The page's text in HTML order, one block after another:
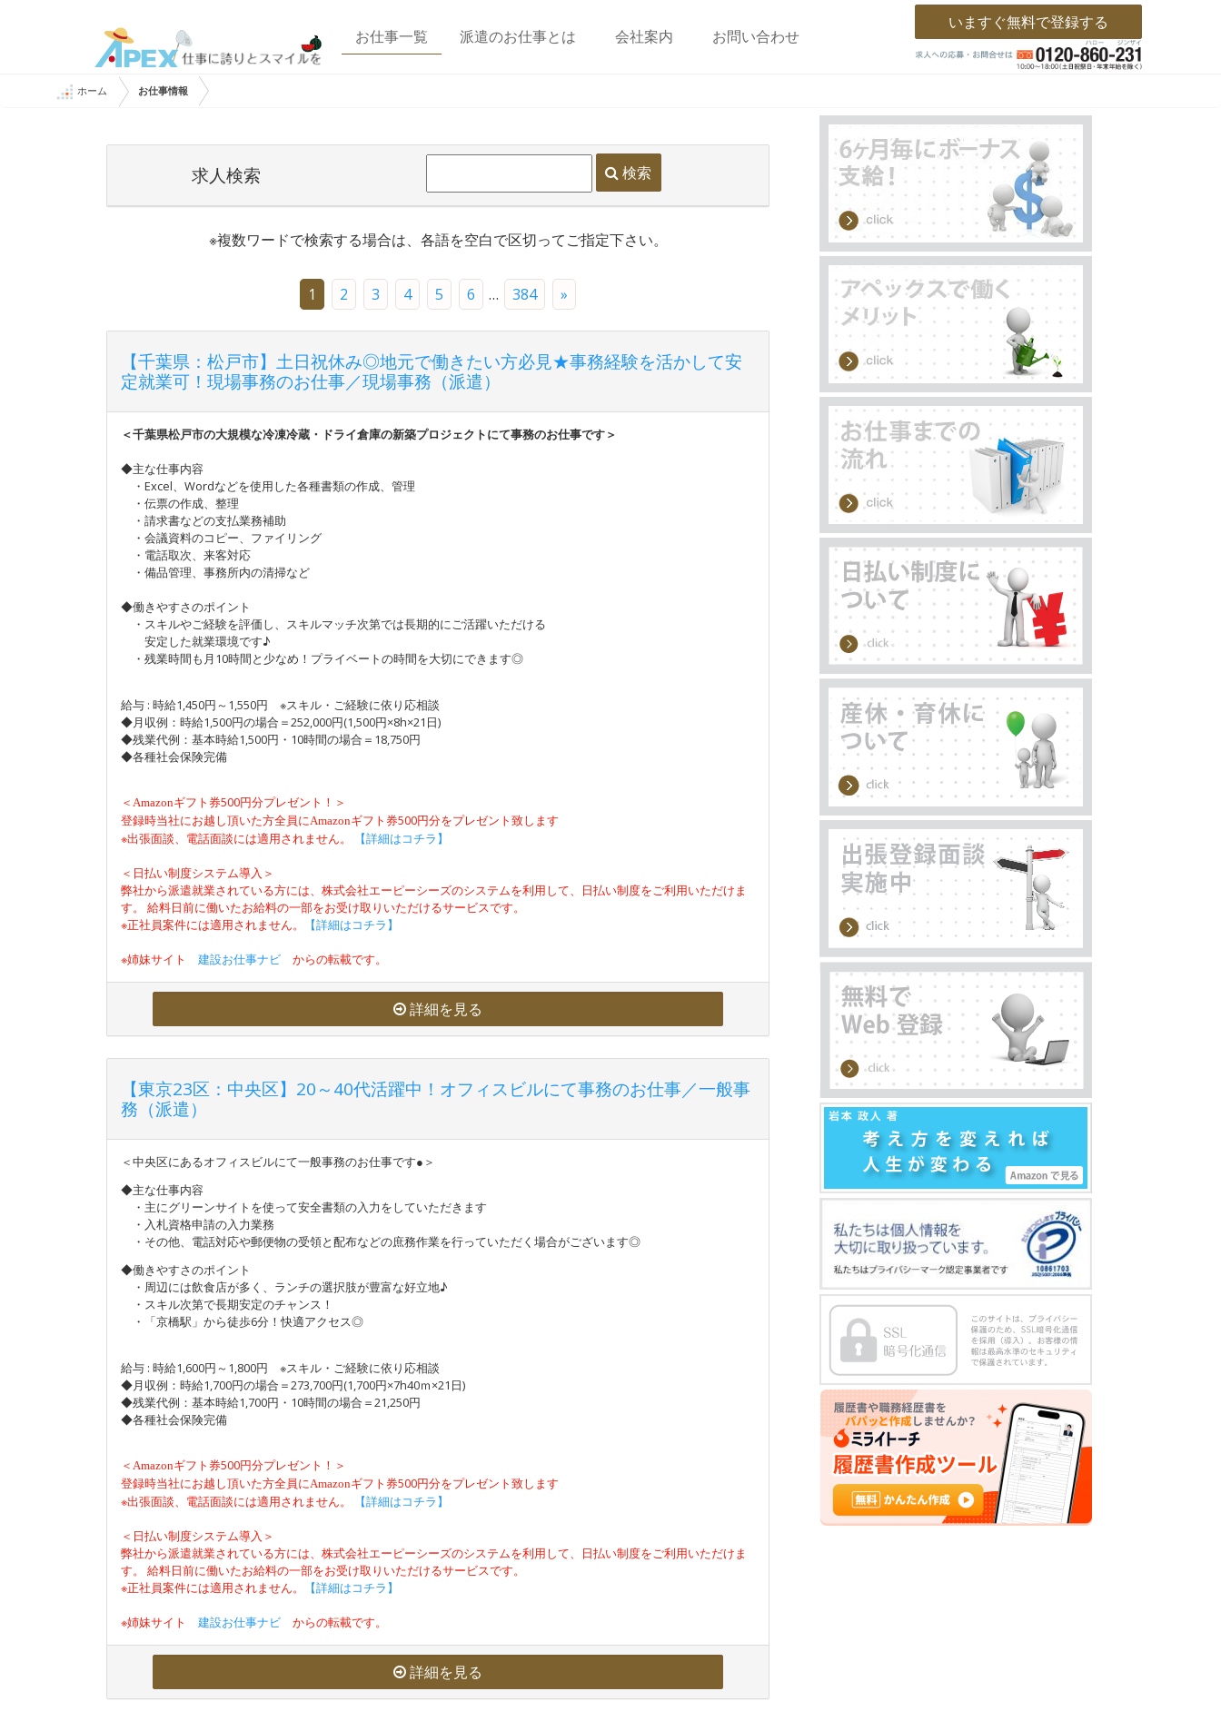
お仕事一覧 派遣のお仕事とは 会社案内 お問い合わせ
いますぐ無料で登録する
ホーム お仕事情報
求人検索 検索
※複数ワードで検索する場合は、各語を空白で区切ってご指定下さい。
1 2 3 4 5 6 … 384 »
【千葉県：松戸市】土日祝休み◎地元で働きたい方必見★事務経験を活かして安
定就業可！現場事務のお仕事／現場事務（派遣）
＜千葉県松戸市の大規模な冷凍冷蔵・ドライ倉庫の新築プロジェクトにて事務のお仕事です＞
◆主な仕事内容
・Excel、Wordなどを使用した各種書類の作成、管理
・伝票の作成、整理
・請求書などの支払業務補助
・会議資料のコピー、ファイリング
・電話取次、来客対応
・備品管理、事務所内の清掃など
◆働きやすさのポイント
・スキルやご経験を評価し、スキルマッチ次第では長期的にご活躍いただける
安定した就業環境です♪
・残業時間も月10時間と少なめ！プライベートの時間を大切にできます◎
給与 : 時給1,450円～1,550円 ※スキル・ご経験に依り応相談
◆月収例：時給1,500円の場合＝252,000円(1,500円×8h×21日)
◆残業代例：基本時給1,500円・10時間の場合＝18,750円
◆各種社会保険完備
＜ Amazonギフト券500円分プレゼント！＞
登録時当社にお越し頂いた方全員にAmazonギフト券500円分をプレゼント致します
※出張面談、電話面談には適用されません。
【詳細はコチラ】
＜日払い制度システム導入＞
弊社から派遣就業されている方には、株式会社エーピーシーズのシステムを利用して、日払い制度をご利用いただけま
す。 給料日前に働いたお給料の一部をお受け取りいただけるサービスです。
※正社員案件には適用されません。
【詳細はコチラ】
※姉妹サイト 建設お仕事ナビ からの転載です。
詳細を見る
【東京23区：中央区】20～40代活躍中！オフィスビルにて事務のお仕事／一般事
務（派遣）
＜中央区にあるオフィスビルにて一般事務のお仕事です●＞
◆主な仕事内容
・主にグリーンサイトを使って安全書類の入力をしていただきます
・入札資格申請の入力業務
・その他、電話対応や郵便物の受領と配布などの庶務作業を行っていただく場合がございます◎
◆働きやすさのポイント
・周辺には飲食店が多く、ランチの選択肢が豊富な好立地♪
・スキル次第で長期安定のチャンス！
・「京橋駅」から徒歩6分！快適アクセス◎
給与 : 時給1,600円～1,800円 ※スキル・ご経験に依り応相談
◆月収例：時給1,700円の場合＝273,700円(1,700円×7h40ｍ×21日)
◆残業代例：基本時給1,700円・10時間の場合＝21,250円
◆各種社会保険完備
＜ Amazonギフト券500円分プレゼント！＞
登録時当社にお越し頂いた方全員にAmazonギフト券500円分をプレゼント致します
※出張面談、電話面談には適用されません。
【詳細はコチラ】
＜日払い制度システム導入＞
弊社から派遣就業されている方には、株式会社エーピーシーズのシステムを利用して、日払い制度をご利用いただけま
す。 給料日前に働いたお給料の一部をお受け取りいただけるサービスです。
※正社員案件には適用されません。
【詳細はコチラ】
※姉妹サイト 建設お仕事ナビ からの転載です。
詳細を見る